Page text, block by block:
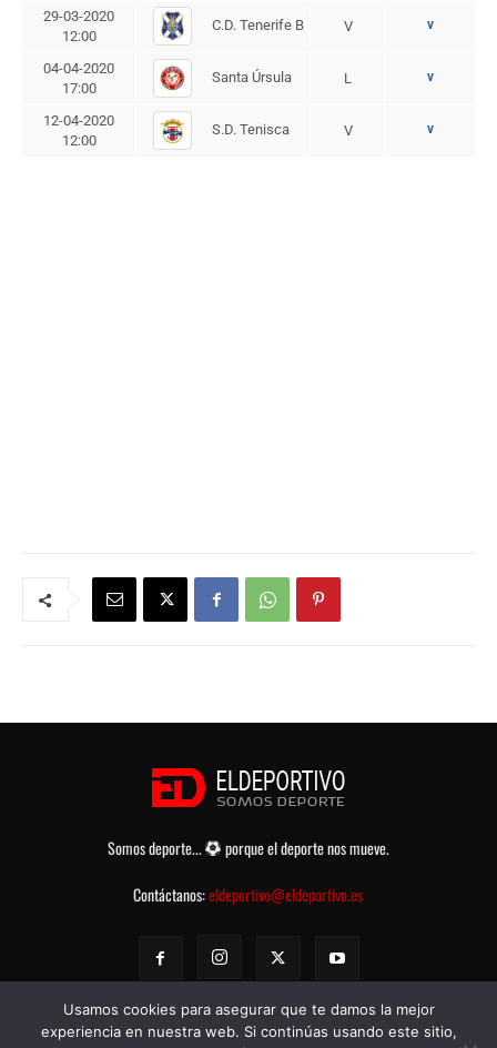
29-03-2020
12:00
C.D. Tenerife B V v
04-04-2020
17:00
Santa Úrsula L v
12-04-2020
12:00
S.D. Tenisca V v
Somos deporte...
porque el deporte nos mueve.
Contáctanos:eldeportivo@eldeportivo.es
Usamos cookies para asegurar que te damos la mejor
experiencia en nuestra web. Si continúas usando este sitio,